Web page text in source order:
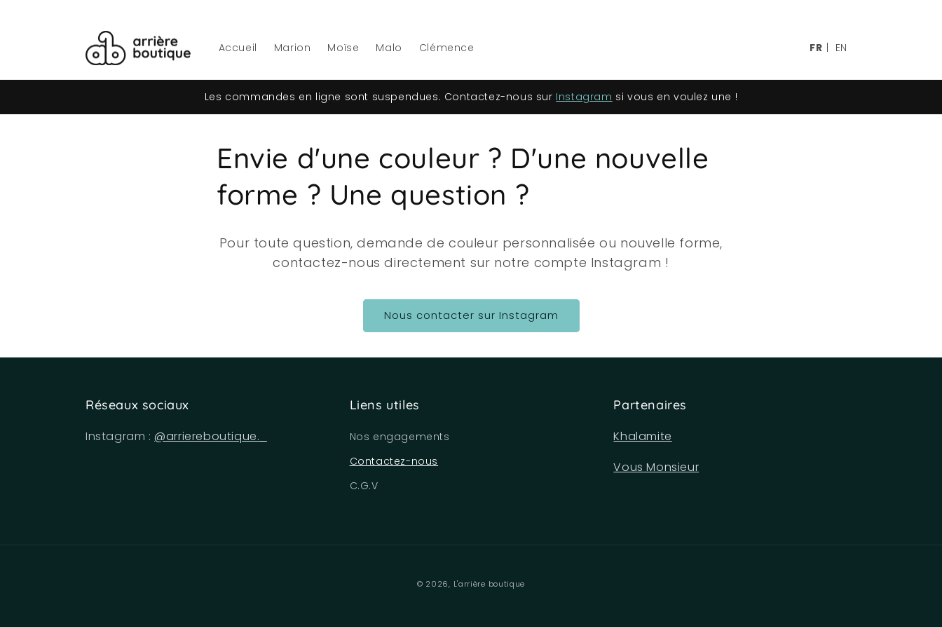
Accueil Marion Moïse Malo Clémence FR | EN
Les commandes en ligne sont suspendues. Contactez-nous sur Instagram si vous en voulez une !
Envie d'une couleur ? D'une nouvelle
forme ? Une question ?
Pour toute question, demande de couleur personnalisée ou nouvelle forme,
contactez-nous directement sur notre compte Instagram !
Nous contacter sur Instagram
Réseaux sociaux
Instagram :@arriereboutique._
Liens utiles
Nos engagements
Contactez-nous
C.G.V
Partenaires
Khalamite
Vous Monsieur
© 2026, L'arrière boutique